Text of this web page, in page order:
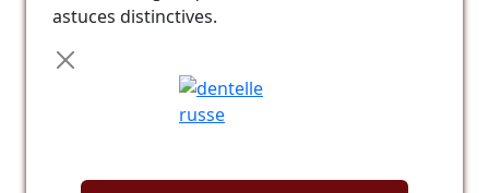
astuces distinctives.